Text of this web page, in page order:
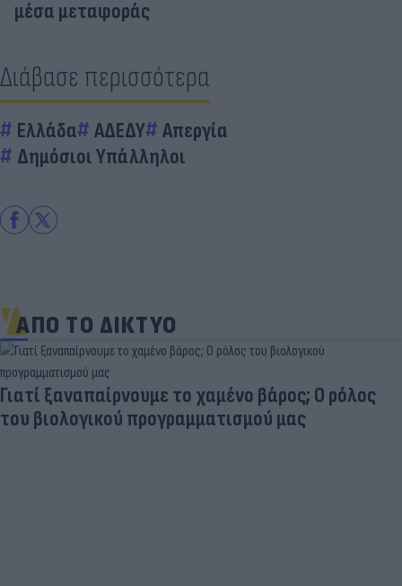
μέσα μεταφοράς
Διάβασε περισσότερα
Ελλάδα ΑΔΕΔΥ
Απεργία
Δημόσιοι Υπάλληλοι
ΑΠΟ ΤΟ ΔΙΚΤΥΟ